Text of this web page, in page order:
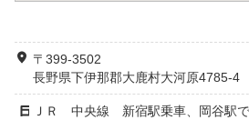
〒399-3502
長野県下伊那郡大鹿村大河原4785-4
ＪＲ 中央線 新宿駅乗車、岡谷駅